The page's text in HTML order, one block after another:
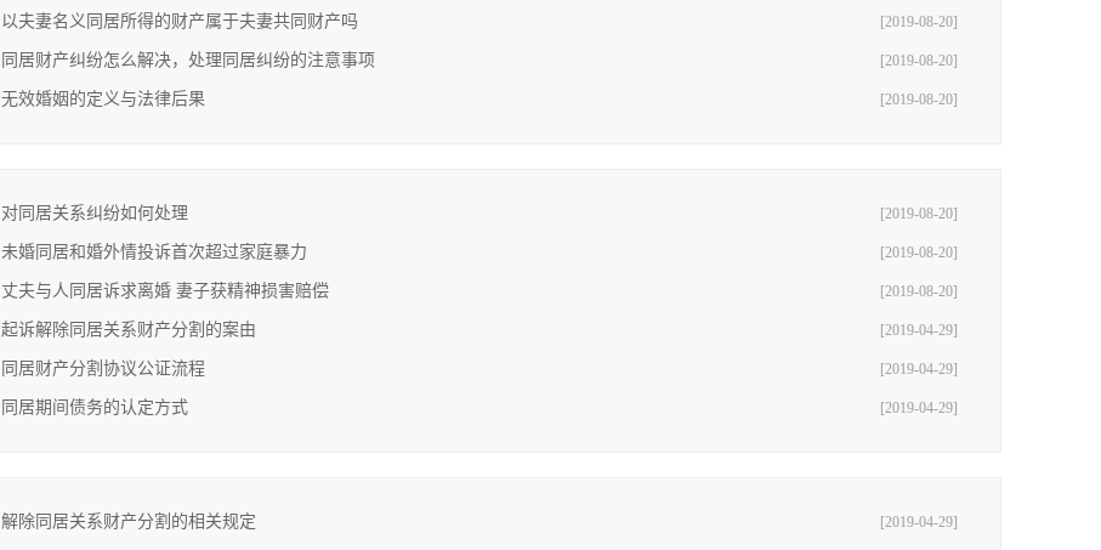
以夫妻名义同居所得的财产属于夫妻共同财产吗 [2019-08-20]
同居财产纠纷怎么解决，处理同居纠纷的注意事项 [2019-08-20]
无效婚姻的定义与法律后果 [2019-08-20]
对同居关系纠纷如何处理 [2019-08-20]
未婚同居和婚外情投诉首次超过家庭暴力 [2019-08-20]
丈夫与人同居诉求离婚 妻子获精神损害赔偿 [2019-08-20]
起诉解除同居关系财产分割的案由 [2019-04-29]
同居财产分割协议公证流程 [2019-04-29]
同居期间债务的认定方式 [2019-04-29]
解除同居关系财产分割的相关规定 [2019-04-29]